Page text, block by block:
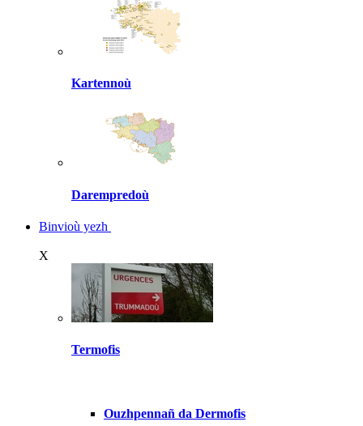
Kartennoù
Darempredoù
Binvioù yezh
X
Termofis
Ouzhpennañ da Dermofis